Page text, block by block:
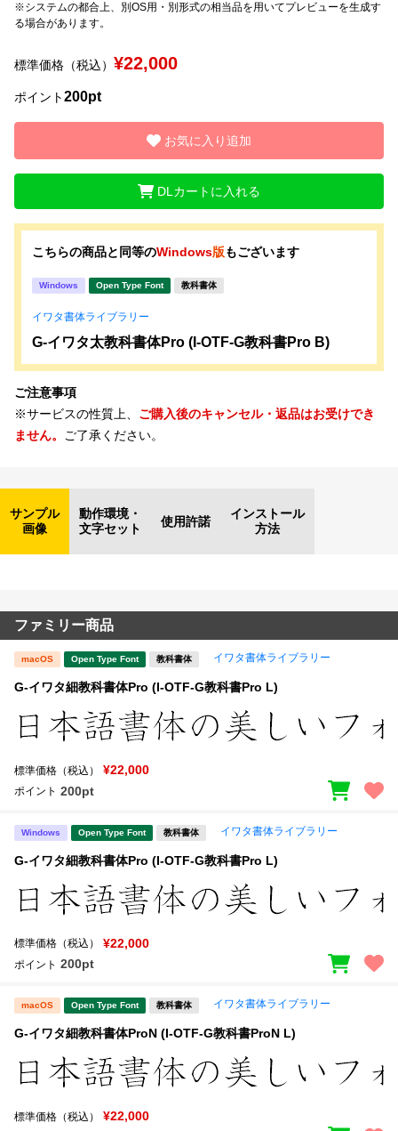
※システムの都合上、別OS用・別形式の相当品を用いてプレビューを生成す
る場合があります。
標準価格（税込） ¥22,000
ポイント200pt
お気に入り追加
DLカートに入れる
こちらの商品と同等のWindows版もございます
Windows Open Type Font 教科書体
イワタ書体ライブラリー
G-イワタ太教科書体Pro (I-OTF-G教科書Pro B)
ご注意事項
※サービスの性質上、 ご購入後のキャンセル・返品はお受けでき
ません。 ご了承ください。
サンプル
画像
動作環境・
文字セット
使用許諾
インストール
方法
ファミリー商品
macOS Open Type Font 教科書体 イワタ書体ライブラリー
G-イワタ細教科書体Pro (I-OTF-G教科書Pro L)
標準価格（税込） ¥22,000
ポイント 200pt
Windows Open Type Font 教科書体 イワタ書体ライブラリー
G-イワタ細教科書体Pro (I-OTF-G教科書Pro L)
標準価格（税込） ¥22,000
ポイント 200pt
macOS Open Type Font 教科書体 イワタ書体ライブラリー
G-イワタ細教科書体ProN (I-OTF-G教科書ProN L)
標準価格（税込）
¥22,000